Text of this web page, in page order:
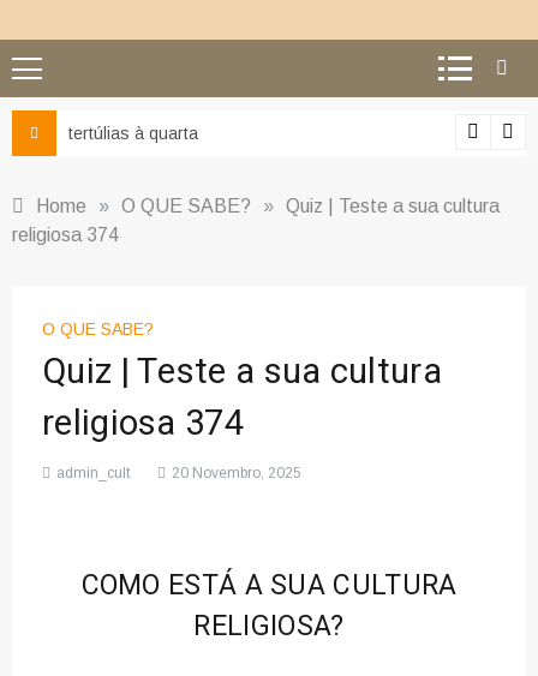
tertúlias à quarta
Home » O QUE SABE? » Quiz | Teste a sua cultura
religiosa 374
O QUE SABE?
Quiz | Teste a sua cultura
religiosa 374
admin_cult 20 Novembro, 2025
COMO ESTÁ A SUA CULTURA
RELIGIOSA?